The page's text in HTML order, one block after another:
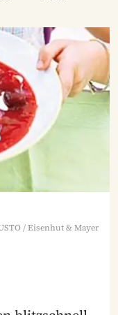
/ Eisenhut & Mayer